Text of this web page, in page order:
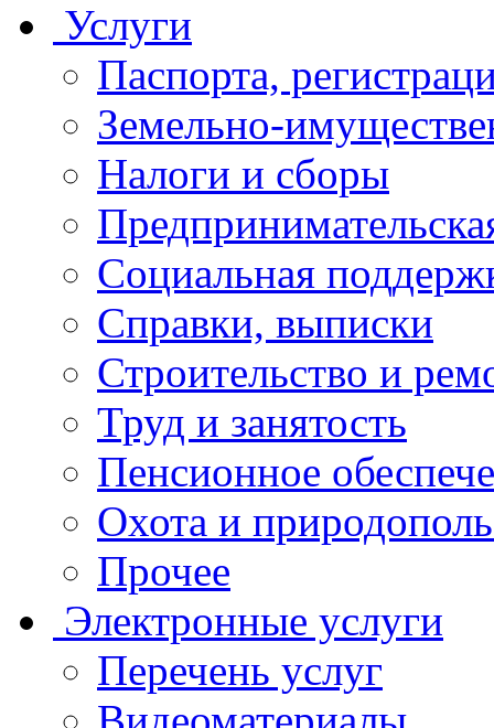
Услуги
Паспорта,
Земельно-
Налоги и сборы
Социальная
Справки, выписки
Строительство и
Труд и занятость
Пенсионное
Охота и
Прочее
Электронные услуги
Перечень услуг